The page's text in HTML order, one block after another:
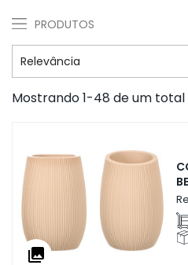
PRODUTOS
Relevância
Mostrando 1-48 de um
collections